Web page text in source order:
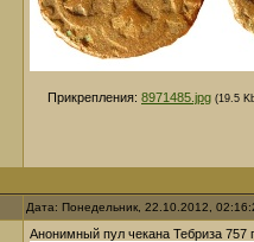
Прикрепления: 8971485.jpg (19.5
Дата: Понедельник, 22.10.2012,
Анонимный пул чекана Тебриза 757